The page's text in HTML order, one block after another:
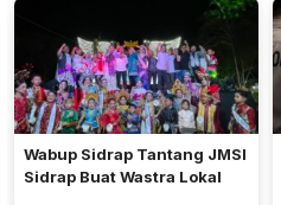
Wabup Sidrap Tantang JMSI
Sidrap Buat Wastra Lokal